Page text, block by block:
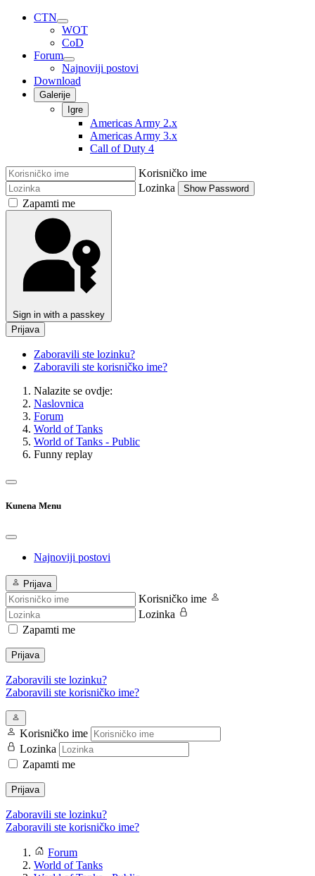
CTN
WOT
CoD
Forum
Najnoviji postovi
Download
Galerije
Igre
Americas Army 2.x
Americas Army 3.x
Call of Duty 4
Korisničko ime
Lozinka
Show Password
Zapamti me
Sign in with a passkey
Prijava
Zaboravili ste lozinku?
Zaboravili ste korisničko ime?
Nalazite se ovdje:
Naslovnica
Forum
World of Tanks
World of Tanks - Public
Funny replay
Kunena Menu
Najnoviji postovi
Prijava
Korisničko ime
Lozinka
Zapamti me
Prijava
Zaboravili ste lozinku?
Zaboravili ste korisničko ime?
Korisničko ime
Lozinka
Zapamti me
Prijava
Zaboravili ste lozinku?
Zaboravili ste korisničko ime?
Forum
World of Tanks